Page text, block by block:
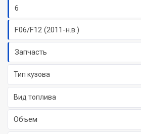
6
F06/F12 (2011-н.в.)
Запчасть
Тип кузова
Вид топлива
Объем